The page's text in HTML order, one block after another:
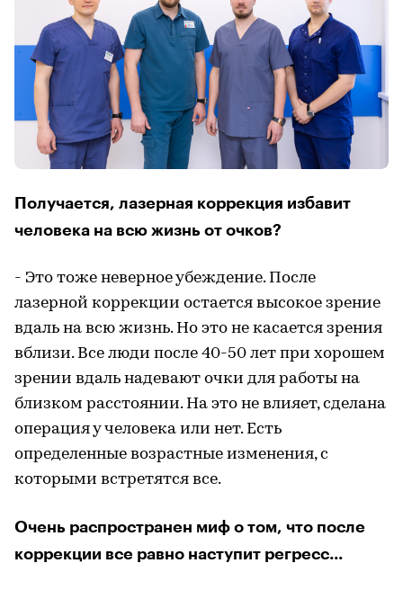
Получается, лазерная коррекция избавит
человека на всю жизнь от очков?
- Это тоже неверное убеждение. После
лазерной коррекции остается высокое зрение
вдаль на всю жизнь. Но это не касается зрения
вблизи. Все люди после 40-50 лет при хорошем
зрении вдаль надевают очки для работы на
близком расстоянии. На это не влияет, сделана
операция у человека или нет. Есть
определенные возрастные изменения, с
которыми встретятся все.
Очень распространен миф о том, что после
коррекции все равно наступит регресс...